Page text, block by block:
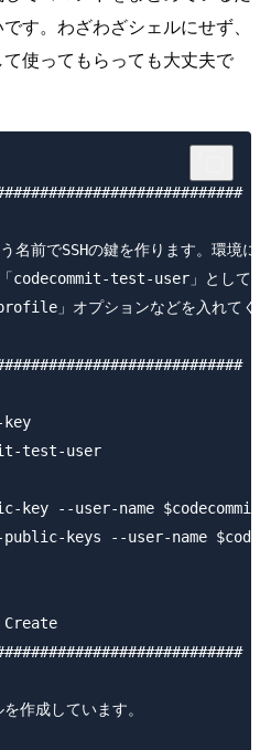
す。わざわざシェルにせず、
使ってもらっても大丈夫で
前でSSHの鍵を作ります。環境
「codecommit-test-user」とし
」オプションなどを入れてく
test-user
key --user-name
keys --user-name
作成しています。